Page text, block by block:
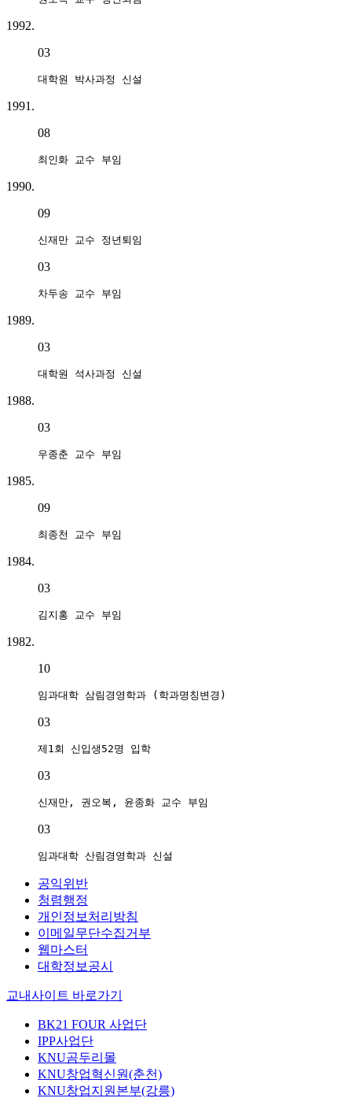
1992.
03
대학원 박사과정 신설
1991.
08
최인화 교수 부임
1990.
09
신재만 교수 정년퇴임
03
차두송 교수 부임
1989.
03
대학원 석사과정 신설
1988.
03
우종춘 교수 부임
1985.
09
최종천 교수 부임
1984.
03
김지홍 교수 부임
1982.
10
임과대학 삼림경영학과 (학과명칭변경)
03
제1회 신입생52명 입학
03
신재만, 권오복, 윤종화 교수 부임
03
임과대학 산림경영학과 신설
공익위반
청렴행정
개인정보처리방침
이메일무단수집거부
웹마스터
대학정보공시
교내사이트 바로가기
BK21 FOUR 사업단
IPP사업단
KNU곰두리몰
KNU창업혁신원(춘천)
KNU창업지원본부(강릉)